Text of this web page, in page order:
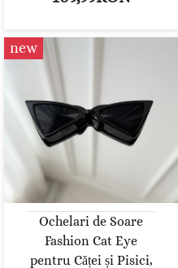
new
Ochelari de Soare
Fashion Cat Eye
pentru Căței și Pisici,